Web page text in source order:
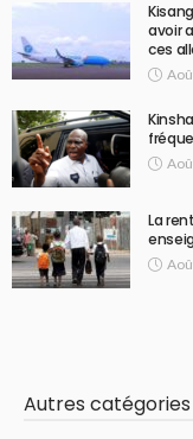
avoir
ces
La
Autres catégories